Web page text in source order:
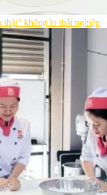
thật” không lo thất nghiệp